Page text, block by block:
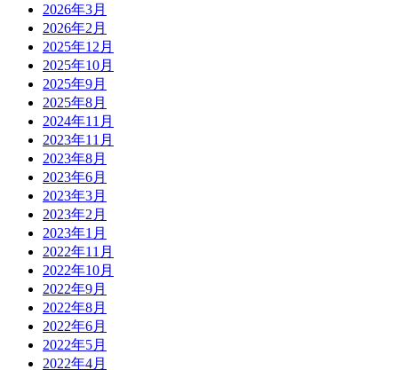
2026年3月
2026年2月
2025年12月
2025年10月
2025年9月
2025年8月
2024年11月
2023年11月
2023年8月
2023年6月
2023年3月
2023年2月
2023年1月
2022年11月
2022年10月
2022年9月
2022年8月
2022年6月
2022年5月
2022年4月